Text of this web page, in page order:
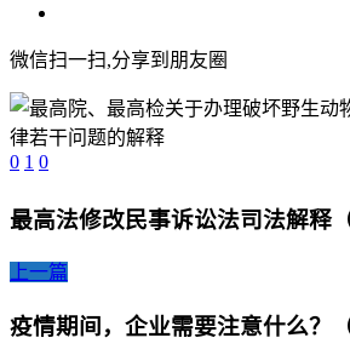
微信扫一扫,分享到朋友圈
0 1 0
最高法修改民事诉讼法司法解释
上一篇
疫情期间，企业需要注意什么？